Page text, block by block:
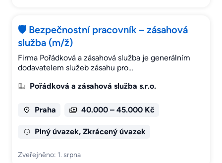
🛡️ Bezpečnostní pracovník – zásahová
služba (m/ž)
Firma Pořádková a zásahová služba je generálním
dodavatelem služeb zásahu pro…
Pořádková a zásahová služba s.r.o.
Praha 40.000 – 45.000 Kč
Plný úvazek, Zkrácený úvazek
Zveřejněno: 1. srpna